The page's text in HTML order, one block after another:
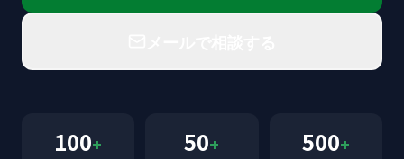
100+ 50+ 500+